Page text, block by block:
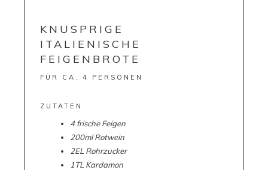
KNUSPRIGE
ITALIENISCHE
FEIGENBROTE
FÜR CA. 4 PERSONEN
ZUTATEN
4 frischeFeigen
200ml Rotwein
2EL Rohrzucker
1TL Kardamon